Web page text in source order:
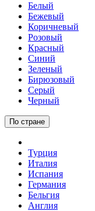
Белый
Бежевый
Коричневый
Розовый
Красный
Синий
Зеленый
Бирюзовый
Серый
Черный
По стране
Турция
Италия
Испания
Германия
Бельгия
Англия